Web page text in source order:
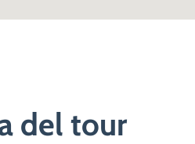
del tour